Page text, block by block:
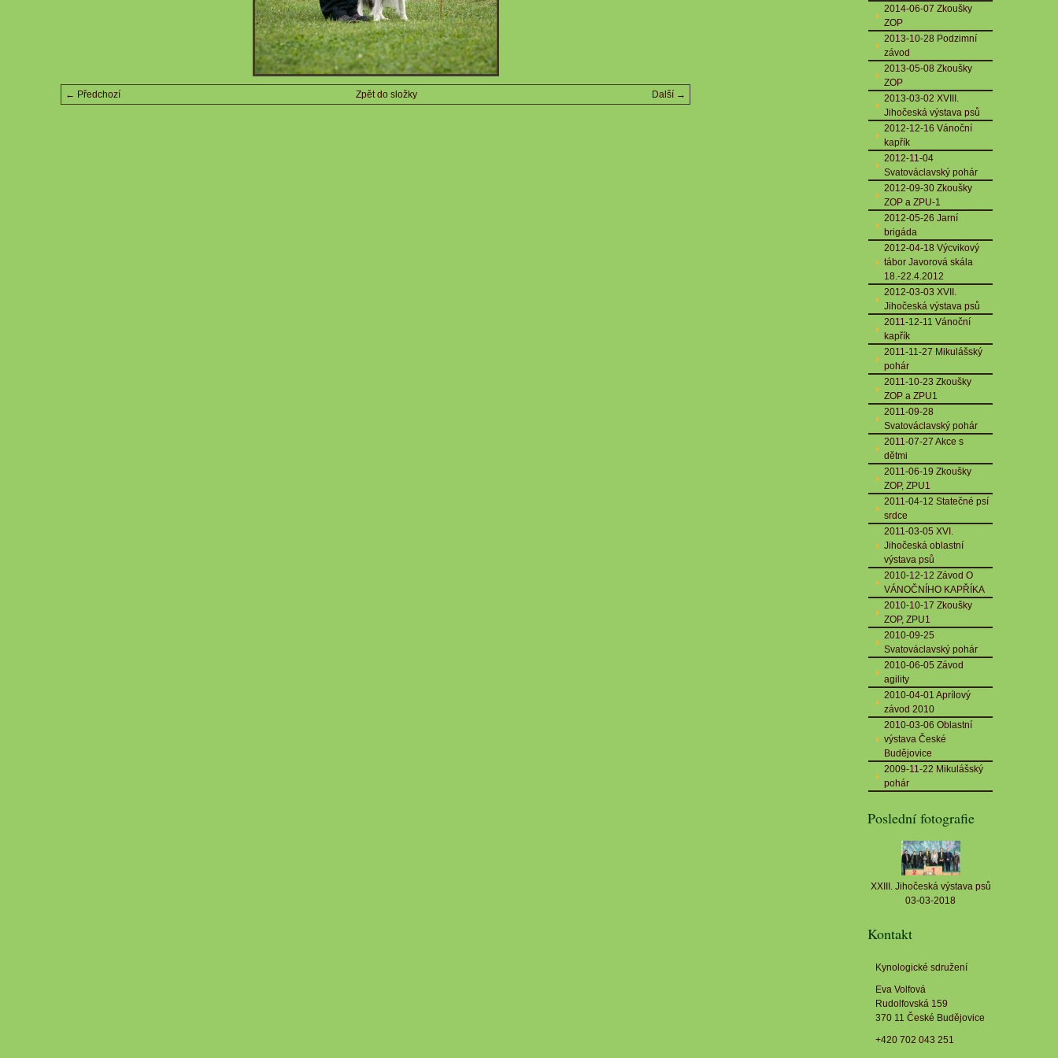
← Předchozí Další →
Zpět do složky
2014-06-07 Zkoušky
ZOP
2013-10-28 Podzimní
závod
2013-05-08 Zkoušky
ZOP
2013-03-02 XVIII.
Jihočeská výstava psů
2012-12-16 Vánoční
kapřík
2012-11-04
Svatováclavský pohár
2012-09-30 Zkoušky
ZOP a ZPU-1
2012-05-26 Jarní
brigáda
2012-04-18 Výcvikový
tábor Javorová skála
18.-22.4.2012
2012-03-03 XVII.
Jihočeská výstava psů
2011-12-11 Vánoční
kapřík
2011-11-27 Mikulášský
pohár
2011-10-23 Zkoušky
ZOP a ZPU1
2011-09-28
Svatováclavský pohár
2011-07-27 Akce s
dětmi
2011-06-19 Zkoušky
ZOP, ZPU1
2011-04-12 Statečné psí
srdce
2011-03-05 XVI.
Jihočeská oblastní
výstava psů
2010-12-12 Závod O
VÁNOČNÍHO KAPŘÍKA
2010-10-17 Zkoušky
ZOP, ZPU1
2010-09-25
Svatováclavský pohár
2010-06-05 Závod
agility
2010-04-01 Aprílový
závod 2010
2010-03-06 Oblastní
výstava České
Budějovice
2009-11-22 Mikulášský
pohár
Poslední fotografie
XXIII. Jihočeská výstava psů
03-03-2018
Kontakt
Kynologické sdružení
Eva Volfová
Rudolfovská 159
370 11 České Budějovice
+420 702 043 251